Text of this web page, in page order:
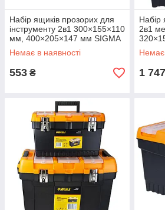
Набір ящиків прозорих для
інструменту 2в1 300×155×110
мм, 400×205×147 мм SIGMA
(7404221)
Немає в наявності
553 ₴
Набір
2в1
Немає
1 747